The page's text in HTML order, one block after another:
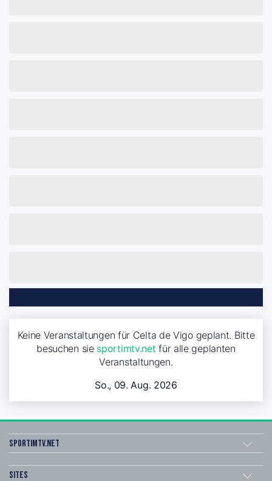
Keine Veranstaltungen für Celta de Vigo geplant. Bitte
besuchen sie sportimtv.net für alle geplanten
Veranstaltungen.
So., 09. Aug. 2026
sportimtv.net
Sites